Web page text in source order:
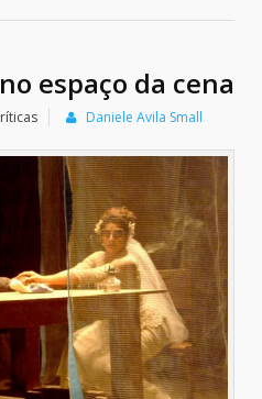
espaço da cena
Daniele Avila Small